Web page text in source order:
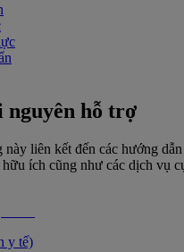
nguyên hỗ trợ
liên kết đến các hướng dẫn
ích cũng như các dịch vụ
y tế)